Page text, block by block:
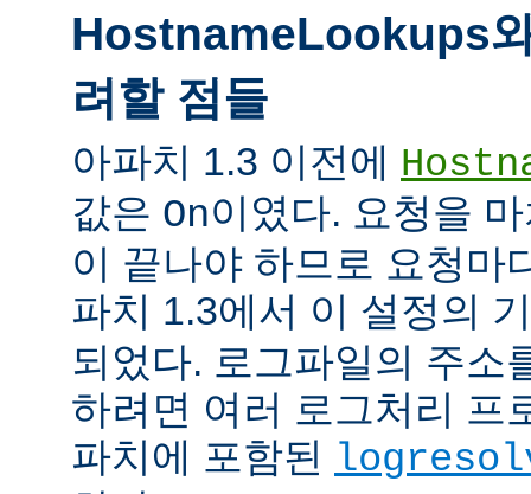
HostnameLookups
려할 점들
아파치 1.3 이전에
값은 On이였다. 요청을
이 끝나야 하므로 요청마
파치 1.3에서 이 설정의
되었다. 로그파일의 주소
하려면 여러 로그처리 프
파치에 포함된